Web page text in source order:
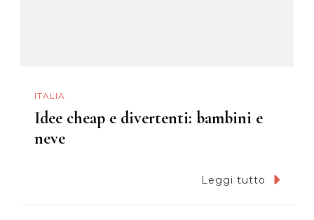
ITALIA
Idee cheap e divertenti: bambini e
neve
Leggi tutto